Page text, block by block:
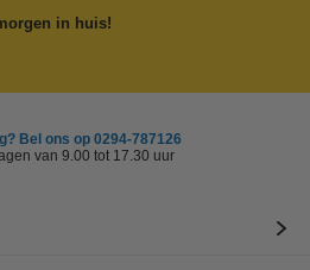
in huis!
Bel ons op 0294-787126
van 9.00 tot 17.30 uur